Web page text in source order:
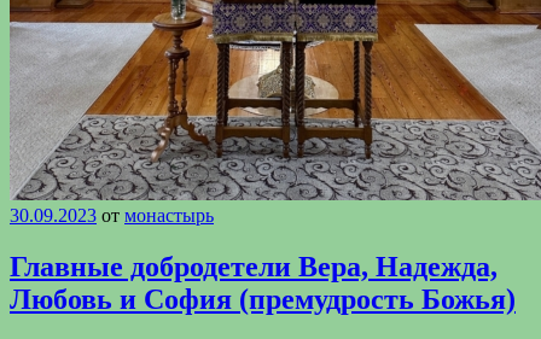
30.09.2023 от монастырь
Главные добродетели Вера, Надежда,
Любовь и София (премудрость Божья)